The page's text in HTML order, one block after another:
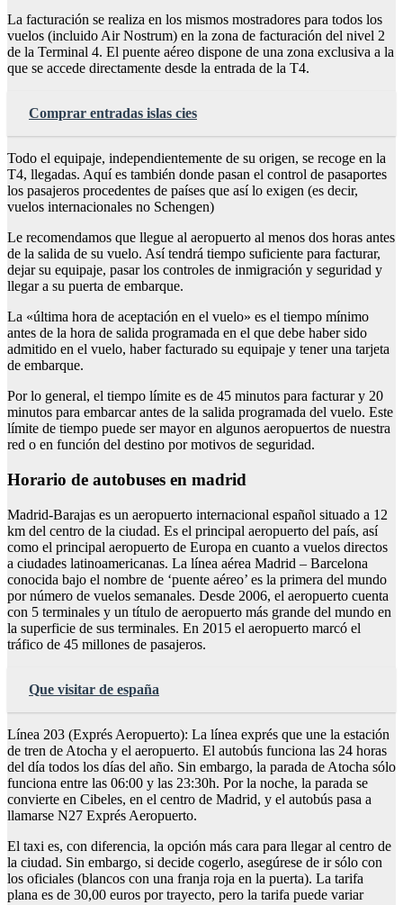
La facturación se realiza en los mismos mostradores para todos los
vuelos (incluido Air Nostrum) en la zona de facturación del nivel 2
de la Terminal 4. El puente aéreo dispone de una zona exclusiva a la
que se accede directamente desde la entrada de la T4.
Comprar entradas islas cies
Todo el equipaje, independientemente de su origen, se recoge en la
T4, llegadas. Aquí es también donde pasan el control de pasaportes
los pasajeros procedentes de países que así lo exigen (es decir,
vuelos internacionales no Schengen)
Le recomendamos que llegue al aeropuerto al menos dos horas antes
de la salida de su vuelo. Así tendrá tiempo suficiente para facturar,
dejar su equipaje, pasar los controles de inmigración y seguridad y
llegar a su puerta de embarque.
La «última hora de aceptación en el vuelo» es el tiempo mínimo
antes de la hora de salida programada en el que debe haber sido
admitido en el vuelo, haber facturado su equipaje y tener una tarjeta
de embarque.
Por lo general, el tiempo límite es de 45 minutos para facturar y 20
minutos para embarcar antes de la salida programada del vuelo. Este
límite de tiempo puede ser mayor en algunos aeropuertos de nuestra
red o en función del destino por motivos de seguridad.
Horario de autobuses en madrid
Madrid-Barajas es un aeropuerto internacional español situado a 12
km del centro de la ciudad. Es el principal aeropuerto del país, así
como el principal aeropuerto de Europa en cuanto a vuelos directos
a ciudades latinoamericanas. La línea aérea Madrid – Barcelona
conocida bajo el nombre de ‘puente aéreo’ es la primera del mundo
por número de vuelos semanales. Desde 2006, el aeropuerto cuenta
con 5 terminales y un título de aeropuerto más grande del mundo en
la superficie de sus terminales. En 2015 el aeropuerto marcó el
tráfico de 45 millones de pasajeros.
Que visitar de españa
Línea 203 (Exprés Aeropuerto): La línea exprés que une la estación
de tren de Atocha y el aeropuerto. El autobús funciona las 24 horas
del día todos los días del año. Sin embargo, la parada de Atocha sólo
funciona entre las 06:00 y las 23:30h. Por la noche, la parada se
convierte en Cibeles, en el centro de Madrid, y el autobús pasa a
llamarse N27 Exprés Aeropuerto.
El taxi es, con diferencia, la opción más cara para llegar al centro de
la ciudad. Sin embargo, si decide cogerlo, asegúrese de ir sólo con
los oficiales (blancos con una franja roja en la puerta). La tarifa
plana es de 30,00 euros por trayecto, pero la tarifa puede variar